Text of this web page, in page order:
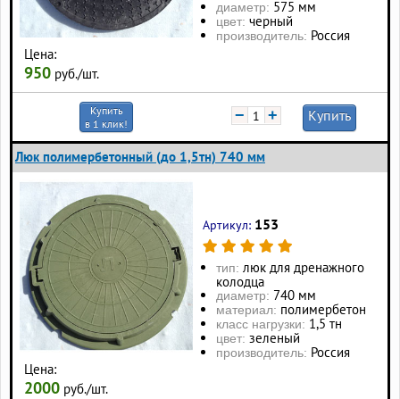
Цена:
950 руб./шт.
диаметр: 575 мм
цвет: черный
производитель: Россия
Купить
в 1 клик!
− + Купить
Люк полимербетонный (до 1,5тн) 740 мм
Цена:
2000 руб./шт.
Артикул: 153
тип: люк для дренажного
колодца
диаметр: 740 мм
материал: полимербетон
класс нагрузки: 1,5 тн
цвет: зеленый
производитель: Россия